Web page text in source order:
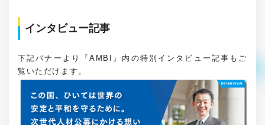
インタビュー記事
下記バナーより『AMBI』内の特別インタビュー記事もご
覧いただけます。